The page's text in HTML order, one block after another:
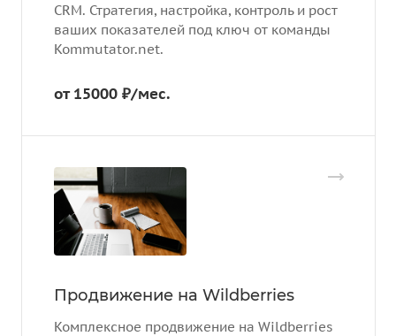
CRM. Стратегия, настройка, контроль и рост
ваших показателей под ключ от команды
Kommutator.net.
от 15000 ₽/мес.
Продвижение на Wildberries
Комплексное продвижение на Wildberries